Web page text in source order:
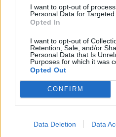
I want to opt-out of
Personal Data for Targeted
Opted In
I want to opt-out of
Retention, Sale, and/or
Personal Data that Is
Purposes for which it was
Opted Out
CONFIRM
Data Deletion Data
Médiatér
Liget
Krónika
Bihari Napló
Erdélyi Napló
Főtér
Rádió GaGa